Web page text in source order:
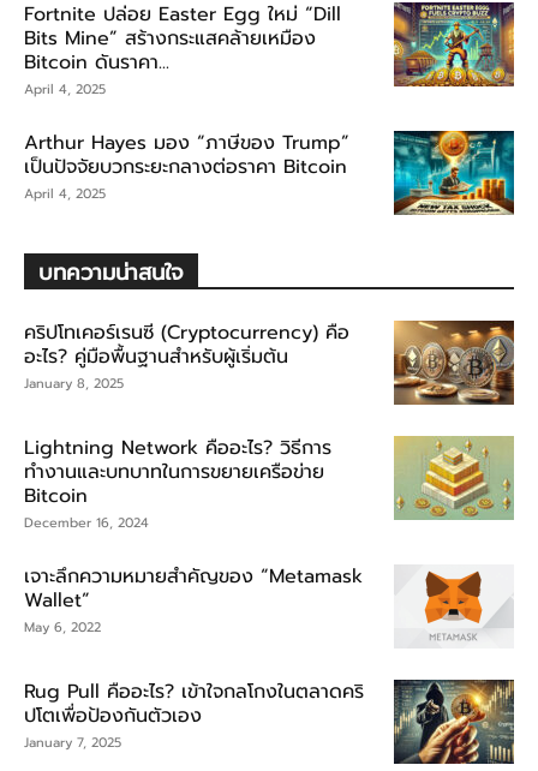
Fortnite ปล่อย Easter Egg ใหม่ “Dill
Bits Mine” สร้างกระแสคล้ายเหมือง
Bitcoin ดันราคา...
April 4, 2025
Arthur Hayes มอง “ภาษีของ Trump”
เป็นปัจจัยบวกระยะกลางต่อราคา Bitcoin
April 4, 2025
บทความน่าสนใจ
คริปโทเคอร์เรนซี (Cryptocurrency) คือ
อะไร? คู่มือพื้นฐานสำหรับผู้เริ่มต้น
January 8, 2025
Lightning Network คืออะไร? วิธีการ
ทำงานและบทบาทในการขยายเครือข่าย
Bitcoin
December 16, 2024
เจาะลึกความหมายสำคัญของ “Metamask
Wallet”
May 6, 2022
Rug Pull คืออะไร? เข้าใจกลโกงในตลาดคริ
ปโตเพื่อป้องกันตัวเอง
January 7, 2025